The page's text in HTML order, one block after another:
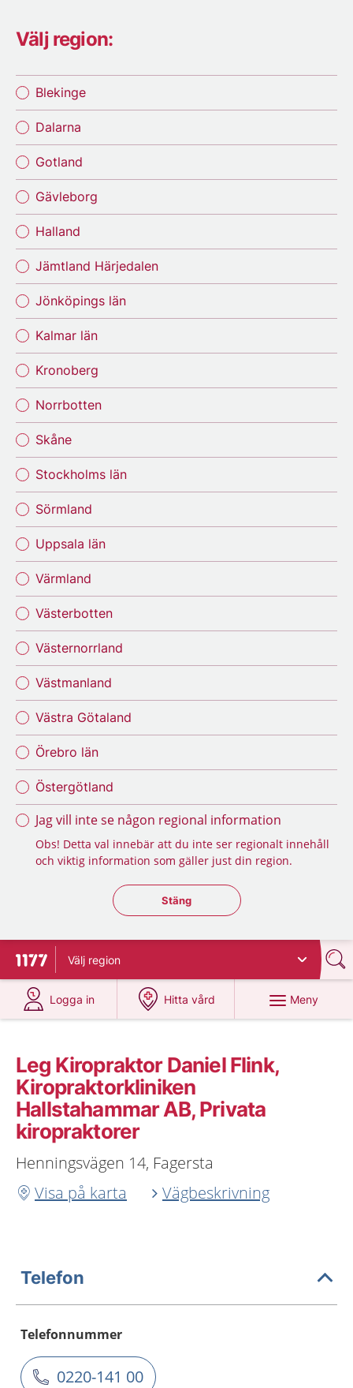
Välj region:
Blekinge
Dalarna
Gotland
Gävleborg
Halland
Jämtland Härjedalen
Jönköpings län
Kalmar län
Kronoberg
Norrbotten
Skåne
Stockholms län
Sörmland
Uppsala län
Värmland
Västerbotten
Västernorrland
Västmanland
Västra Götaland
Örebro län
Östergötland
Jag vill inte se någon regional information
Obs! Detta val innebär att du inte ser regionalt innehåll
och viktig information som gäller just din region.
Stäng regionsväljaren
Stäng
Till startsidan för 1177
Välj region
Logga in
på 1177.se
Hitta vård
på 1177.se
Meny
Leg Kiropraktor Daniel Flink,
Kiropraktorkliniken
Hallstahammar AB, Privata
kiropraktorer
Henningsvägen 14, Fagersta
Visa på karta
Vägbeskrivning
Telefon
Telefonnummer
0220-141 00